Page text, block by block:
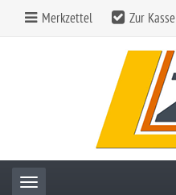
Merkzettel Zur Kasse
Toggle navigation